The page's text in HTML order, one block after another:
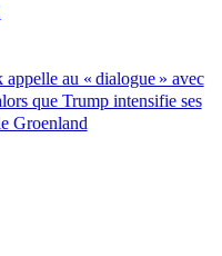
au « dialogue » avec
que Trump intensifie ses
Groenland